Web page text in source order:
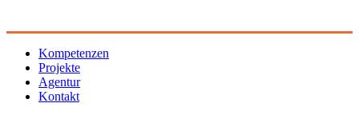
Kompetenzen
Projekte
Agentur
Kontakt